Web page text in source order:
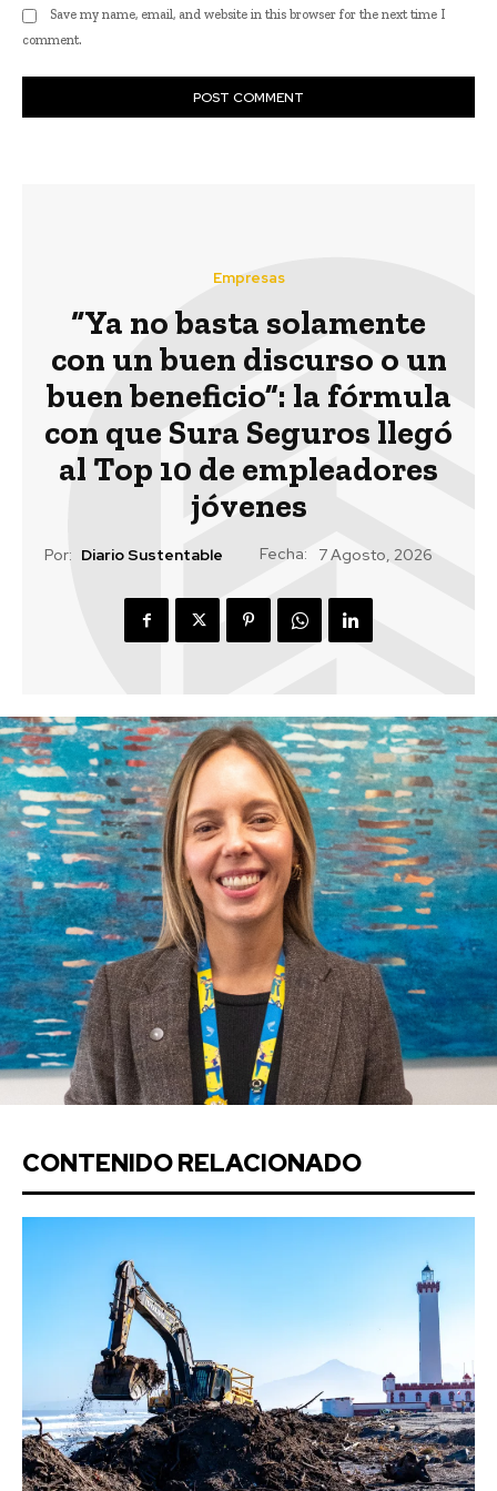
Save my name, email, and website in this browser for the next time I
comment.